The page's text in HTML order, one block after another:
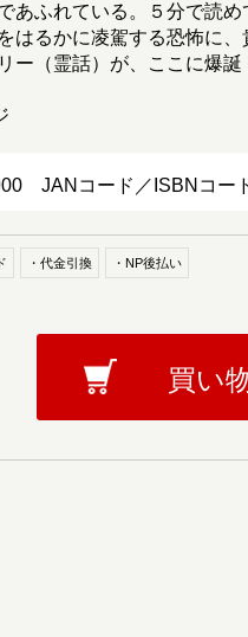
あふれている。５分で読め
はるかに凌駕する恐怖に
ー（霊話）が、ここに爆誕
JANコード／ISBNコー
・代金引換 ・NP後払い
買い